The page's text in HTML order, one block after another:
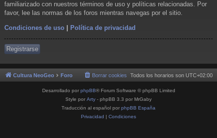
familiarizado con nuestros términos de uso y políticas relacionadas. Por
favor, lee las normas de los foros mientras navegas por el sitio.
Condiciones de uso Política de privacidad
Registrarse
Cultura NeoGeo Foro Todos los horarios son UTC+02:00
Borrar cookies
Desarrollado por phpBB® Forum Software © phpBB Limited
Style por Arty - phpBB 3.3 por MrGaby
Traducción al español por phpBB España
Privacidad | Condiciones